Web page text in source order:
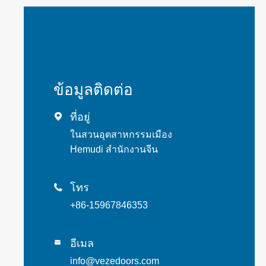
ข้อมูลติดต่อ
 ที่อยู่
ในสวนอุตสาหกรรมเมือง
Hemudi สำนักงานจีน
 โทร
+86-15967846353
 อีเมล
info@vezedoors.com